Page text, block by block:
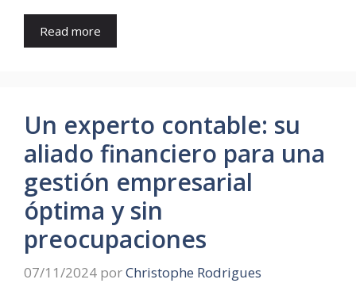
Read more
Un experto contable: su
aliado financiero para una
gestión empresarial
óptima y sin
preocupaciones
07/11/2024 porChristophe Rodrigues